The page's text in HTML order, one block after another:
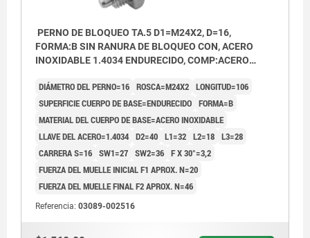
PERNO DE BLOQUEO TA.5 D1=M24X2, D=16,
FORMA:B SIN RANURA DE BLOQUEO CON, ACERO
INOXIDABLE 1.4034 ENDURECIDO, COMP:ACERO
DIÁMETRO DEL PERNO=16 ROSCA=M24X2 LONGITUD=106
SUPERFICIE CUERPO DE BASE=ENDURECIDO FORMA=B
MATERIAL DEL CUERPO DE BASE=ACERO INOXIDABLE
LLAVE DEL ACERO=1.4034 D2=40 L1=32 L2=18 L3=28
CARRERA S=16 SW1=27 SW2=36 F X 30°=3,2
FUERZA DEL MUELLE INICIAL F1 APROX. N=20
FUERZA DEL MUELLE FINAL F2 APROX. N=46
Referencia: 03089-002516